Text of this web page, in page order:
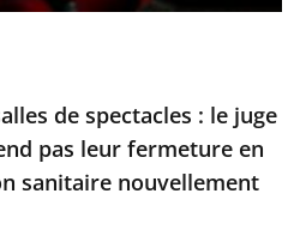
de spectacles : le juge
pas leur fermeture en
sanitaire nouvellement